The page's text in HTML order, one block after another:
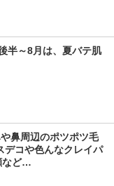
半～8月は、夏バテ肌
鼻周辺のポツポツ毛
デコや色んなクレイパ
など…